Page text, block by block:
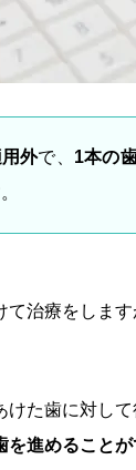
外で、 1本の
治療をします
た歯に対し
進めること